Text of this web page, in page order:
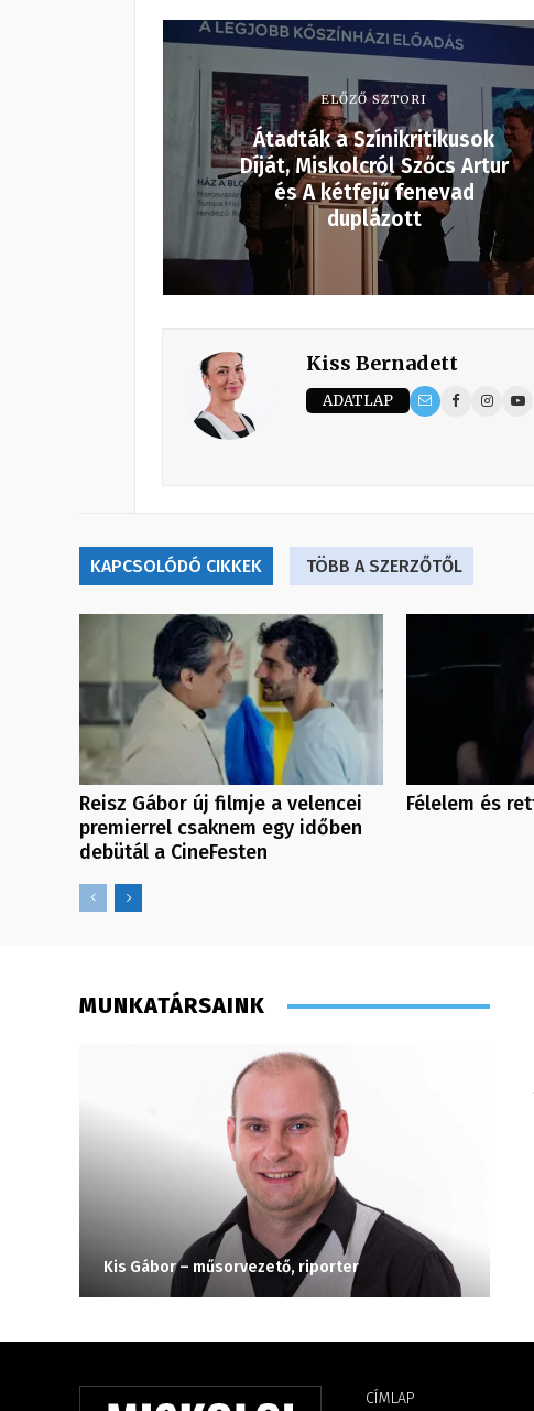
ELŐZŐ SZTORI
Átadták a Színikritikusok
Díját, Miskolcról Szőcs Artur
és A kétfejű fenevad
duplázott
Kiss Bernadett
ADATLAP
KAPCSOLÓDÓ CIKKEK TÖBB A SZERZŐTŐL
Reisz Gábor új filmje a velencei
premierrel csaknem egy időben
debütál a CineFesten
Félelem és
MUNKATÁRSAINK
Kis Gábor – műsorvezető, riporter
CÍMLAP